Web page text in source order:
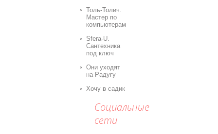
Толь-Толич.
Мастер по
компьютерам
Sfera-U.
Сантехника
под ключ
Они уходят
на Радугу
Хочу в садик
Социальные
сети